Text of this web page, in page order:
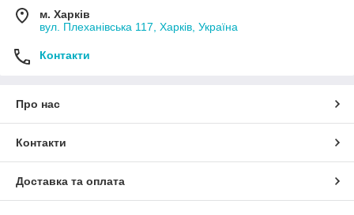
м. Харків
вул. Плеханівська 117, Харків, Україна
Контакти
Про нас
Контакти
Доставка та оплата